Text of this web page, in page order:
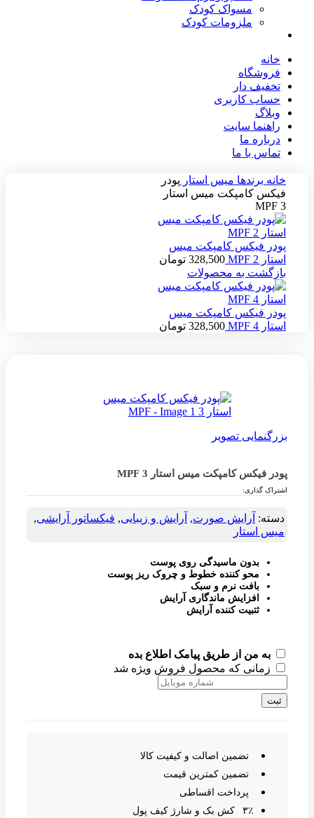
مسواک کودک
ملزومات کودک
خانه
فروشگاه
تخفیف دار
حساب کاربری
وبلاگ
راهنما سایت
درباره ما
تماس با ما
خانه برندها میس استار پودر
فیکس کامپکت میس استار
3 MPF
پودر فیکس کامپکت میس
استار 2 MPF
328,500 تومان
بازگشت به محصولات
پودر فیکس کامپکت میس
استار 4 MPF
328,500 تومان
بزرگنمایی تصویر
پودر فیکس کامپکت میس استار 3 MPF
اشتراک گذاری:
دسته: آرایش صورت, آرایش و زیبایی, فیکساتور آرایشی,
میس استار
بدون ماسیدگی روی پوست
محو کننده خطوط و چروک ریز پوست
بافت نرم و سبک
افزایش ماندگاری آرایش
ثتبیت کننده آرایش
به من از طریق پیامک اطلاع بده
زمانی که محصول فروش ویژه شد
ثبت
تضمین اصالت و کیفیت کالا
تضمین کمترین قیمت
پرداخت اقساطی
۳٪ کش بک و شارژ کیف پول